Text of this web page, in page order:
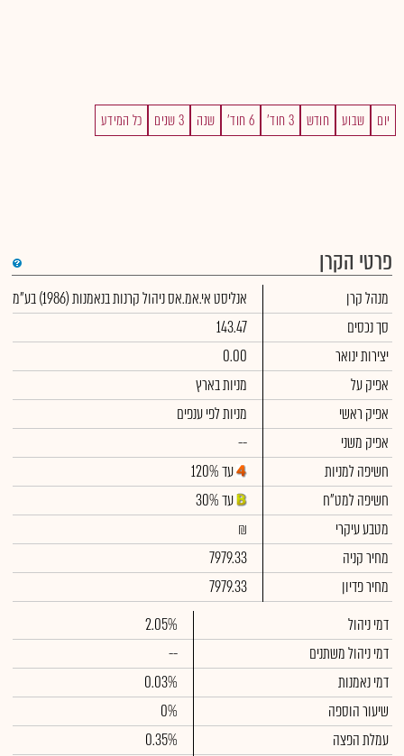
יום שבוע חודש 3 חוד' 6 חוד' שנה 3 שנים כל המידע
פרטי הקרן
מנהל קרן
אנליסט אי.אמ.אס ניהול קרנות בנאמנות (1986) בע"מ
סך נכסים
143.47
יצירות ינואר
0.00
אפיק על
מניות בארץ
אפיק ראשי
מניות לפי ענפים
אפיק משני
--
חשיפה למניות
עד 120%
חשיפה למט"ח
עד 30%
מטבע עיקרי
₪
מחיר קניה
7979.33
מחיר פדיון
7979.33
דמי ניהול
2.05%
דמי ניהול משתנים
--
דמי נאמנות
0.03%
שיעור הוספה
0%
עמלת הפצה
0.35%